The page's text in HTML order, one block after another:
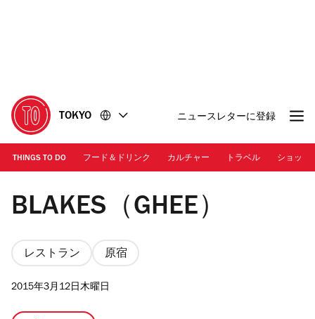
に
移
動
移
動
TOKYO ニュースレターに登録
THINGS TO DO フード＆ドリンク カルチャー トラベル ショッピ
BLAKES
BLAKES（GHEE）
レストラン 原宿
2015年3月12日木曜日